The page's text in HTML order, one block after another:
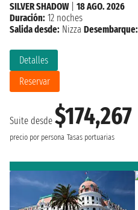
Suite desde $174,267
precio por persona Tasas portuarias
Detalles
Reservar
SILVER SHADOW| 18 AGO. 2026
Duración: 12 noches
Salida desde: Nizza Desembarque: